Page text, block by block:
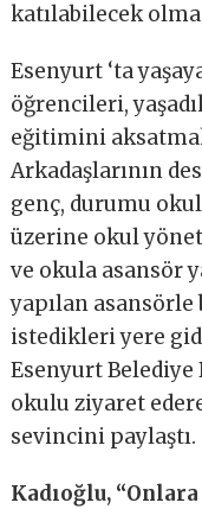
katılabilecek
Esenyurt ‘ta
öğrencileri,
eğitimini
Arkadaşlarının
genç, durumu
üzerine okul
ve okula asansör
yapılan asansörle
istedikleri yere
Esenyurt Belediye
okulu ziyaret
sevincini paylaştı.
Kadıoğlu,